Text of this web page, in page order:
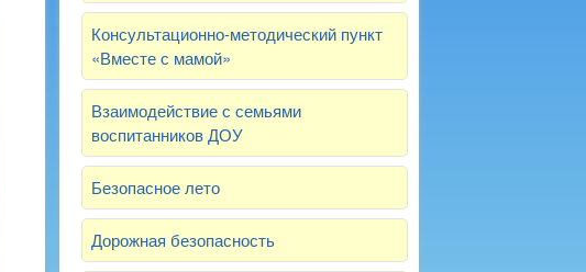
Консультационно-методический пункт
«Вместе с мамой»
Взаимодействие с семьями
воспитанников ДОУ
Безопасное лето
Дорожная безопасность